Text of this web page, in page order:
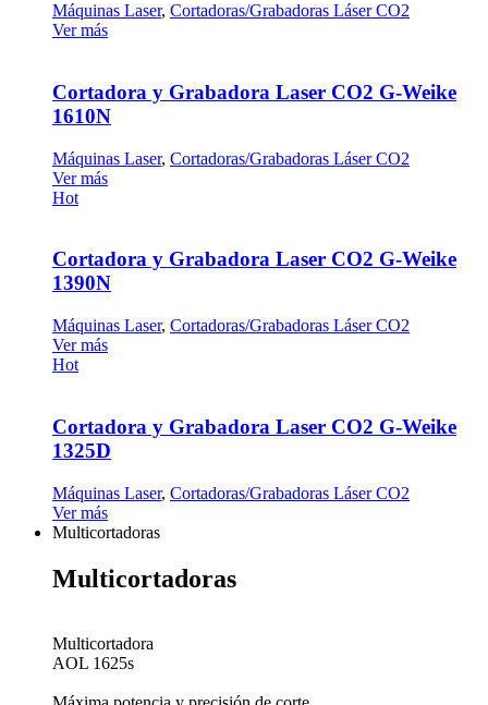
Máquinas Laser, Cortadoras/Grabadoras Láser CO2
Ver más
Cortadora y Grabadora Laser CO2 G-Weike
1610N
Máquinas Laser, Cortadoras/Grabadoras Láser CO2
Ver más
Hot
Cortadora y Grabadora Laser CO2 G-Weike
1390N
Máquinas Laser, Cortadoras/Grabadoras Láser CO2
Ver más
Hot
Cortadora y Grabadora Laser CO2 G-Weike
1325D
Máquinas Laser, Cortadoras/Grabadoras Láser CO2
Ver más
Multicortadoras
Multicortadoras
Multicortadora
AOL 1625s